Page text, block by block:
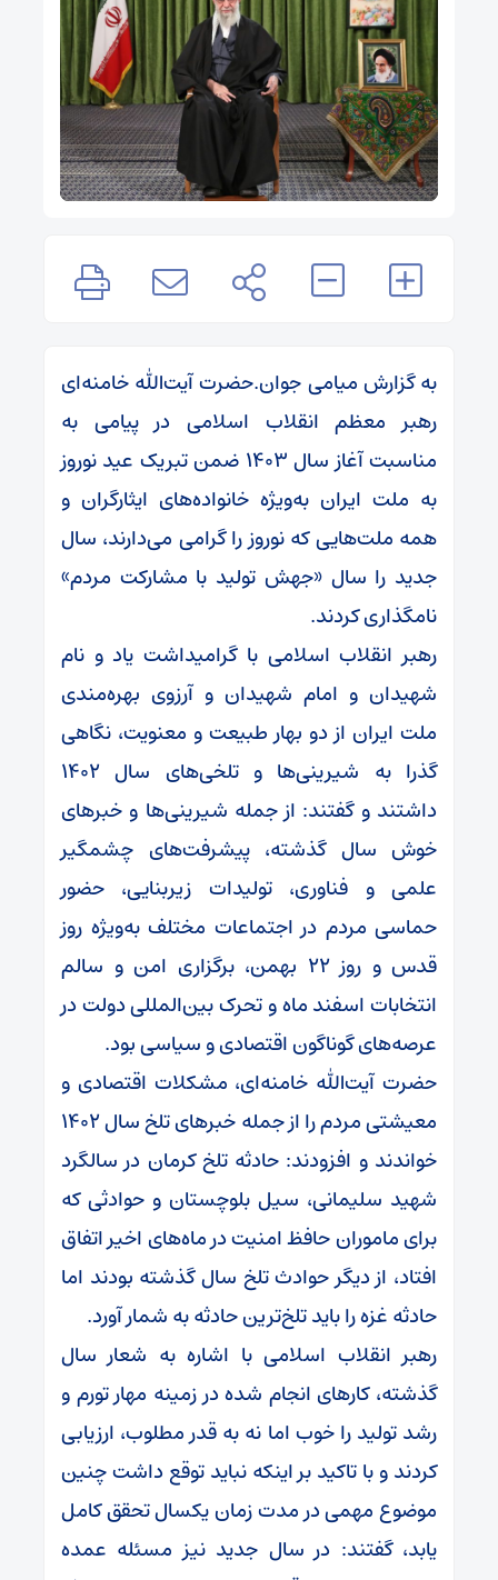
به گزارش میامی جوان.حضرت آیت‌الله خامنه‌ای
رهبر معظم انقلاب اسلامی در پیامی به
مناسبت آغاز سال ۱۴۰۳ ضمن تبریک عید نوروز
به ملت ایران به‌ویژه خانواده‌های ایثارگران و
همه ملت‌هایی که نوروز را گرامی می‌دارند، سال
جدید را سال «جهش تولید با مشارکت مردم»
نامگذاری کردند.
رهبر انقلاب اسلامی با گرامیداشت یاد و نام
شهیدان و امام شهیدان و آرزوی بهره‌مندی
ملت ایران از دو بهار طبیعت و معنویت، نگاهی
گذرا به شیرینی‌ها و تلخی‌های سال ۱۴۰۲
داشتند و گفتند: از جمله شیرینی‌ها و خبرهای
خوش سال گذشته، پیشرفت‌های چشمگیر
علمی و فناوری، تولیدات زیربنایی، حضور
حماسی مردم در اجتماعات مختلف به‌ویژه روز
قدس و روز ۲۲ بهمن، برگزاری امن و سالم
انتخابات اسفند ماه و تحرک بین‌المللی دولت در
عرصه‌های گوناگون اقتصادی و سیاسی بود.
حضرت آیت‌الله خامنه‌ای، مشکلات اقتصادی و
معیشتی مردم را از جمله خبرهای تلخ سال ۱۴۰۲
خواندند و افزودند: حادثه تلخ کرمان در سالگرد
شهید سلیمانی، سیل بلوچستان و حوادثی که
برای ماموران حافظ امنیت در ماه‌های اخیر اتفاق
افتاد، از دیگر حوادث تلخ سال گذشته بودند اما
حادثه غزه را باید تلخ‌ترین حادثه به شمار آورد.
رهبر انقلاب اسلامی با اشاره به شعار سال
گذشته، کارهای انجام شده در زمینه مهار تورم و
رشد تولید را خوب اما نه به قدر مطلوب، ارزیابی
کردند و با تاکید بر اینکه نباید توقع داشت چنین
موضوع مهمی در مدت زمان یکسال تحقق کامل
یابد، گفتند: در سال جدید نیز مسئله عمده